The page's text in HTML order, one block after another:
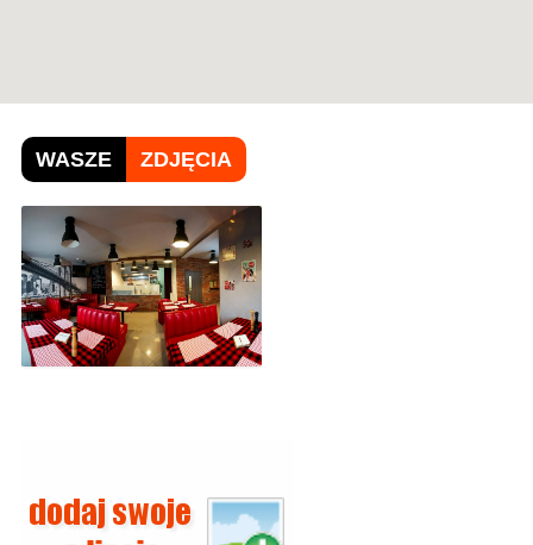
WASZE ZDJĘCIA